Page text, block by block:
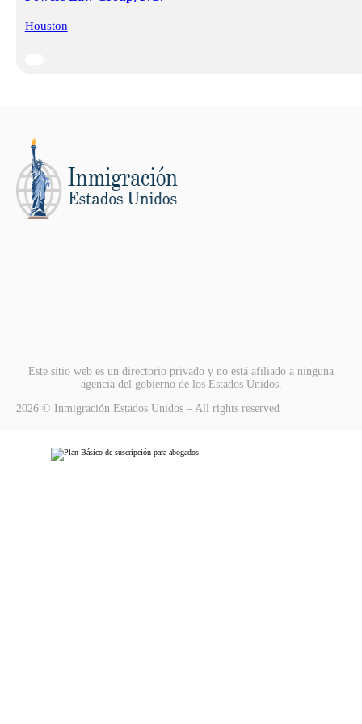
Houston
Este sitio web es un directorio privado y no está afiliado a ninguna
agencia del gobierno de los Estados Unidos.
2026 © Inmigración Estados Unidos – All rights reserved